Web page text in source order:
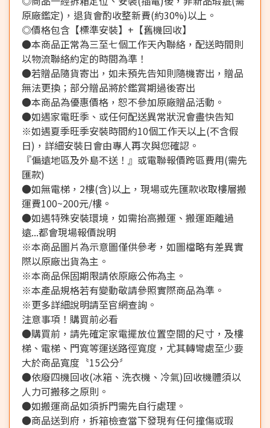
原廠鑑定)，退貨會酌收整新費(約30%)以上。
◎價格包含【標準安裝】+【舊機回收】
●本商品正常為三至七個工作天內聯絡，配送時間則
以物流聯絡約定的時間為準！
●若贈品隨貨寄出，如未預先告知則隨機寄出，贈品
無法更換；部分贈品將於鑑賞期過後寄出
●本商品為優惠價格，恕不參加原廠贈品活動。
●如遇家電旺季、或任何配送異常狀況會盡快告知
※如遇夏季旺季安裝時間約10個工作天以上(不含假
日)，詳細安裝日會由專人再次與您確認。
『偏遠地區及外島不送！』或電聯報價跨區費用(需先
匯款)
●如無電梯，2樓(含)以上，現場或先匯款收取樓層搬
運費100~200元/樓。
●如遇特殊安裝環境，如需抬高搬運、搬運距離過
遠...都會現場報價說明
※本商品圖片為示意圖僅供參考，如圖檔略有差異實
際以原廠出貨為主。
※本商品保固期限請依原廠公佈為主。
※本產品規格若有變動敬請參照實際商品為準。
※更多詳細說明請至官網查詢。
注意事項！購買前必看
●購買前，請先確定家電擺放位置空間的尺寸，及樓
梯、電梯、門寬等運送路徑寬度，尤其轉彎處至少要
大於商品寬度〝15公分〞
●依廢四機回收(冰箱、洗衣機、冷氣)回收機體須以
人力可搬移之原則。
●如搬運商品如須拆門需先自行處理。
●商品送到府，拆箱檢查當下發現有任何撞傷或瑕